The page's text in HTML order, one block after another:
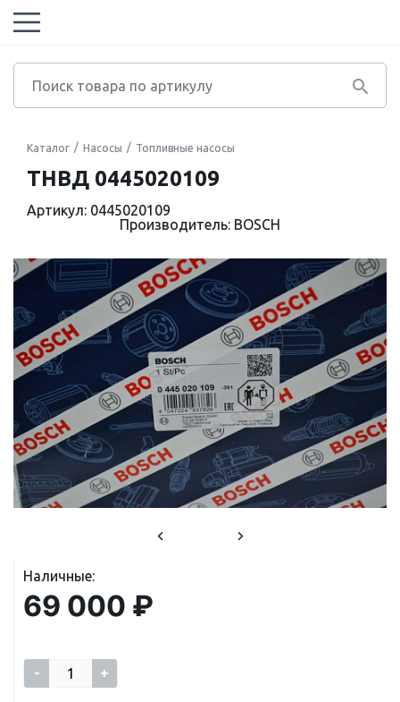
Каталог Насосы Топливные насосы
ТНВД 0445020109
Артикул: 0445020109
Производитель: BOSCH
Наличные:
69 000 ₽
- +